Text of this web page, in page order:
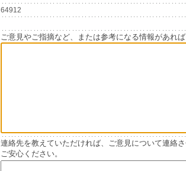
64912
ご意見やご指摘など、または参考になる情報があれ
連絡先を教えていただければ、ご意見について連絡
ご安心ください。